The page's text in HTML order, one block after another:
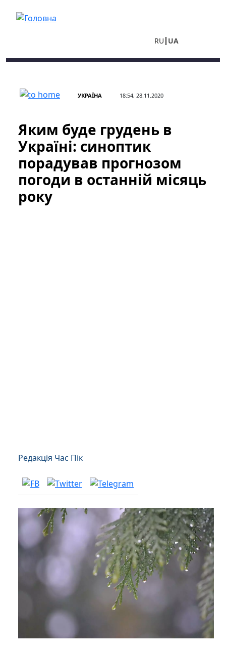
RU UA
УКРАЇНА 18:54, 28.11.2020
Яким буде грудень в
Україні: синоптик
порадував прогнозом
погоди в останній місяць
року
Редакція Час Пік